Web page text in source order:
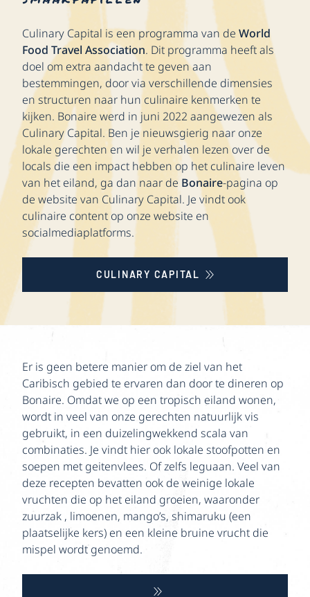
Culinary Capital is een programma van de World
Food Travel Association. Dit programma heeft als
doel om extra aandacht te geven aan
bestemmingen, door via verschillende dimensies
en structuren naar hun culinaire kenmerken te
kijken. Bonaire werd in juni 2022 aangewezen als
Culinary Capital. Ben je nieuwsgierig naar onze
lokale gerechten en wil je verhalen lezen over de
locals die een impact hebben op het culinaire leven
van het eiland, ga dan naar de Bonaire-pagina op
de website van Culinary Capital. Je vindt ook
culinaire content op onze website en
socialmediaplatforms.
CULINARY CAPITAL
Er is geen betere manier om de ziel van het
Caribisch gebied te ervaren dan door te dineren op
Bonaire. Omdat we op een tropisch eiland wonen,
wordt in veel van onze gerechten natuurlijk vis
gebruikt, in een duizelingwekkend scala van
combinaties. Je vindt hier ook lokale stoofpotten en
soepen met geitenvlees. Of zelfs leguaan. Veel van
deze recepten bevatten ook de weinige lokale
vruchten die op het eiland groeien, waaronder
zuurzak , limoenen, mango’s, shimaruku (een
plaatselijke kers) en een kleine bruine vrucht die
mispel wordt genoemd.